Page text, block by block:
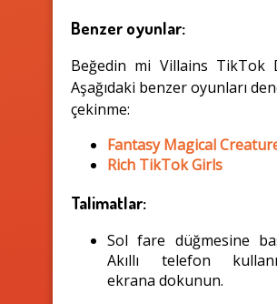
Benzer oyunlar:
Beğedin mi Villains TikTok
Aşağıdaki benzer oyunları
çekinme:
Fantasy Magical
Rich TikTok Girls
Talimatlar:
Sol fare düğmesine
Akıllı telefon
ekrana dokunun.